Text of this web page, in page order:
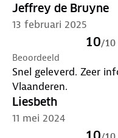
Jeffrey de Bruyne
13 februari 2025
10/10
Beoordeeld
Snel geleverd. Zeer
Vlaanderen.
Liesbeth
11 mei 2024